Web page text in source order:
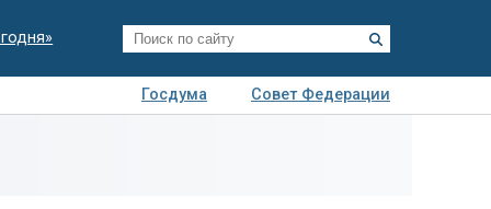
Госдума
Совет Федерации